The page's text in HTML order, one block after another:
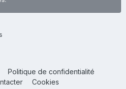
Politique de confidentialité
Cookies